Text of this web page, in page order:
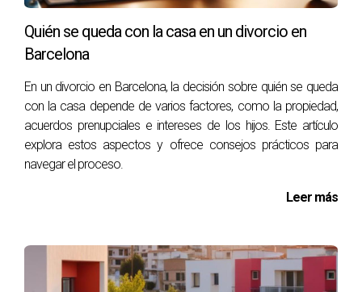
Asegúrate de tener toda la documentación necesaria
lista.
Un enfoque proactivo puede ayudarte a reducir
en el mercado. Recuerda que cada día que pasa sin vender
es un día perdido en términos financieros.
GESTIÓN DE PRECIOS:
aspectos más críticos al listar tu propiedad. Un precio
demasiado alto puede alejar a posibles compradores,
Quién se queda con la casa en un divorcio en
Barcelona
En un divorcio en Barcelona, la decisión sobre quién se queda
con la casa depende de varios factores, como la propiedad,
acuerdos prenupciales e intereses de los hijos. Este artículo
explora estos aspectos y ofrece consejos prácticos para
navegar el proceso.
Leer más